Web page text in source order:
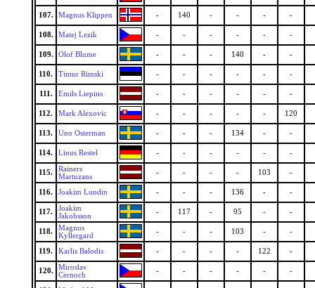
107. Magnus Klippen - 140 - - - -
108. Matej Lezik - - - - - -
109. Olof Blume - - - 140 - -
110. Timur Rimski - - - - - -
111. Emils Liepins - - - - - -
112. Mark Alexovic - - - - - 120
113. Uno Osterman - - - 134 - -
114. Linus Restel - - - - - -
115.
Rainers
Martuzans
- - - - 103 -
116. Joakim Lundin - - - 136 - -
117.
Joakim
Jakobsson
- 117 - 95 - -
118.
Magnus
Kyllergard
- - - 103 - -
119. Karlis Balodis - - - - 122 -
120.
Miroslav
Cernoch
- - - - - -